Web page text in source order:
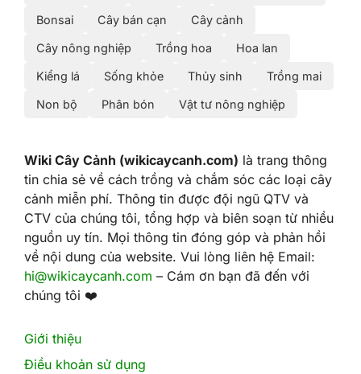
Bonsai Cây bán cạn Cây cảnh
Cây nông nghiệp Trồng hoa Hoa lan
Kiểng lá Sống khỏe Thủy sinh Trồng mai
Non bộ Phân bón Vật tư nông nghiệp
Wiki Cây Cảnh (wikicaycanh.com) là trang thông
tin chia sẻ về cách trồng và chắm sóc các loại cây
cảnh miễn phí. Thông tin được đội ngũ QTV và
CTV của chúng tôi, tổng hợp và biên soạn từ nhiều
nguồn uy tín. Mọi thông tin đóng góp và phản hồi
về nội dung của website. Vui lòng liên hệ Email:
hi@wikicaycanh.com – Cám ơn bạn đã đến với
chúng tôi ❤️
Giới thiệu
Điều khoản sử dụng